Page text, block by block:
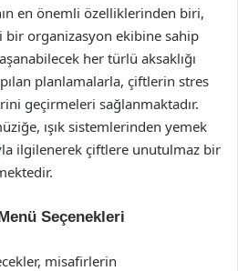
en önemli özelliklerinden biri,
organizasyon ekibine sahip
her türlü aksaklığı
planlamalarla, çiftlerin stres
geçirmeleri sağlanmaktadır.
ışık sistemlerinden yemek
ilgilenerek çiftlere unutulmaz bir
Seçenekleri
misafirlerin